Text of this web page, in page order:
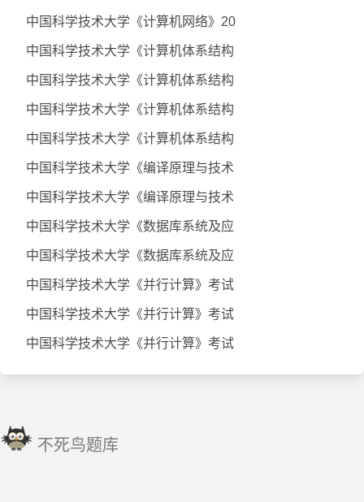
中国科学技术大学《计算机网络》20
中国科学技术大学《计算机体系结构
中国科学技术大学《计算机体系结构
中国科学技术大学《计算机体系结构
中国科学技术大学《计算机体系结构
中国科学技术大学《编译原理与技术
中国科学技术大学《编译原理与技术
中国科学技术大学《数据库系统及应
中国科学技术大学《数据库系统及应
中国科学技术大学《并行计算》考试
中国科学技术大学《并行计算》考试
中国科学技术大学《并行计算》考试
不死鸟题库